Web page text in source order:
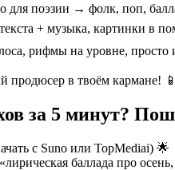
для поэзии → фолк, поп,
+ музыка, картинки в
рифмы на уровне, просто
в твоём кармане!
за 5 минут?
с Suno или TopMediai) 🌟
баллада про